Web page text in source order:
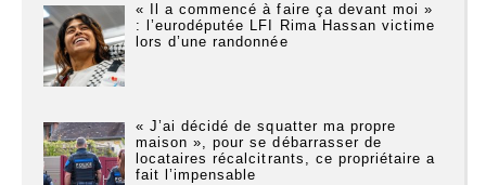
« Il a commencé à faire ça devant moi »
: l’eurodéputée LFI Rima Hassan victime
lors d’une randonnée
« J’ai décidé de squatter ma propre
maison », pour se débarrasser de
locataires récalcitrants, ce propriétaire a
fait l’impensable